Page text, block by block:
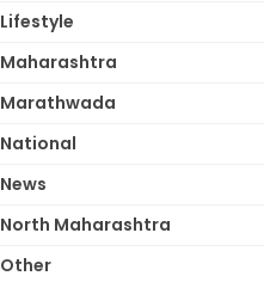
Lifestyle
Maharashtra
Marathwada
National
News
North Maharashtra
Other